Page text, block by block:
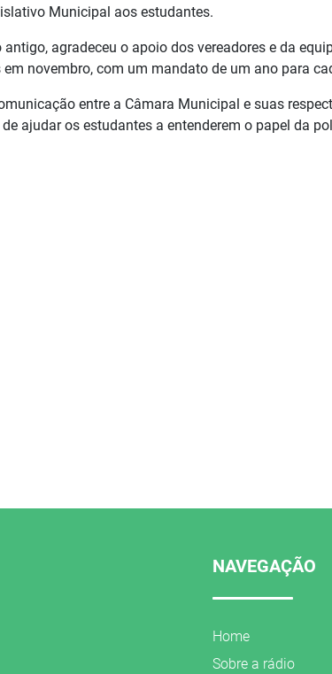
Municipal aos estudantes.
agradeceu o apoio dos vereadores e da
novembro, com um mandato de um ano para
entre a Câmara Municipal e suas
ajudar os estudantes a entenderem o papel da
NAVEGAÇÃO
Home
Sobre a rádio